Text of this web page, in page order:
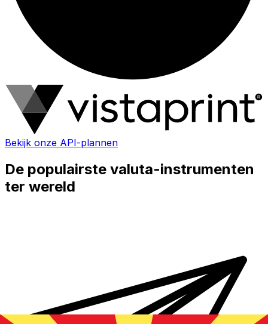
Bekijk onze API-plannen
De populairste valuta-instrumenten
ter wereld